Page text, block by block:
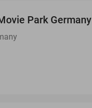
Park Germany